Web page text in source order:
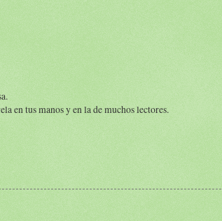
en tus manos y en la de muchos lectores.